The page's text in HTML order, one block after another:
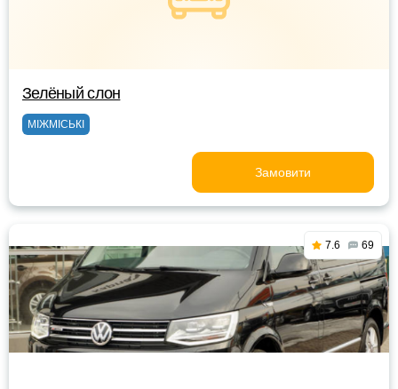
Зелёный слон
МІЖМІСЬКІ
Замовити
7.6 69